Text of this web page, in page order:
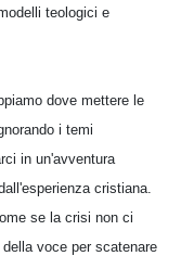
teologici e
dove mettere le
i temi
in un'avventura
cristiana.
se la crisi non ci
voce per scatenare